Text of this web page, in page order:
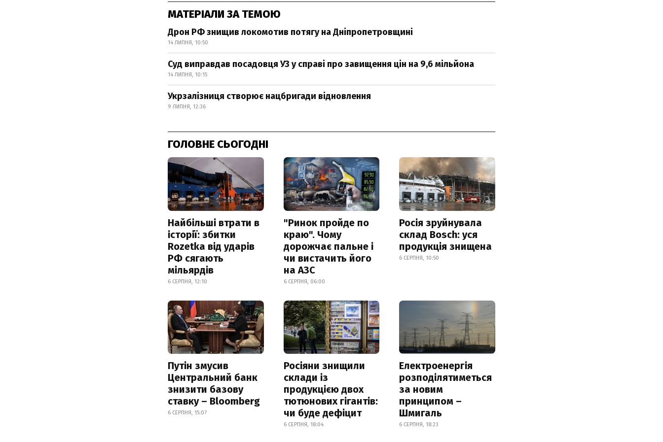
МАТЕРІАЛИ ЗА ТЕМОЮ
Дрон РФ знищив локомотив потягу на Дніпропетровщині
14 ЛИПНЯ, 10:50
Суд виправдав посадовця УЗ у справі про завищення цін на 9,6 мільйона
14 ЛИПНЯ, 10:15
Укрзалізниця створює нацбригади відновлення
9 ЛИПНЯ, 12:36
ГОЛОВНЕ СЬОГОДНІ
Найбільші втрати в
історії: збитки
Rozetka від ударів
РФ сягають
мільярдів
6 СЕРПНЯ, 12:10
"Ринок пройде по
краю". Чому
дорожчає пальне і
чи вистачить його
на АЗС
6 СЕРПНЯ, 06:00
Росія зруйнувала
склад Bosch: уся
продукція знищена
6 СЕРПНЯ, 10:50
Путін змусив
Центральний банк
знизити базову
ставку – Bloomberg
6 СЕРПНЯ, 15:07
Росіяни знищили
склади із
продукцією двох
тютюнових гігантів:
чи буде дефіцит
6 СЕРПНЯ, 18:04
Електроенергія
розподілятиметься
за новим
принципом –
Шмигаль
6 СЕРПНЯ, 18:23